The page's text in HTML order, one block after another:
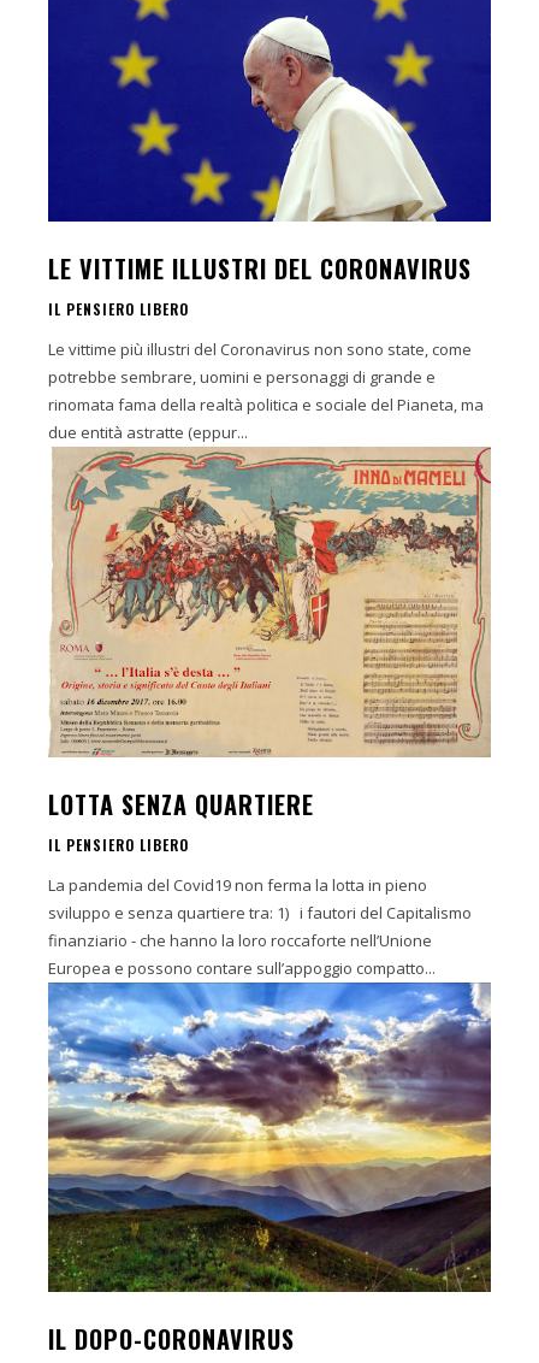
LE VITTIME ILLUSTRI DEL CORONAVIRUS
IL PENSIERO LIBERO
Le vittime più illustri del Coronavirus non sono state, come
potrebbe sembrare, uomini e personaggi di grande e
rinomata fama della realtà politica e sociale del Pianeta, ma
due entità astratte (eppur...
LOTTA SENZA QUARTIERE
IL PENSIERO LIBERO
La pandemia del Covid19 non ferma la lotta in pieno
sviluppo e senza quartiere tra: 1) i fautori del Capitalismo
finanziario - che hanno la loro roccaforte nell’Unione
Europea e possono contare sull’appoggio compatto...
IL DOPO-CORONAVIRUS